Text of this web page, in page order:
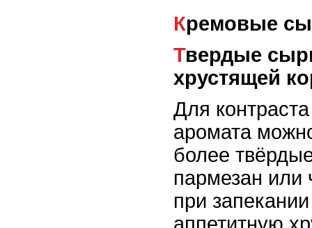
Кремовые
Твердые сыры для аромата и
хрустящей
Для
аромата
более
пармезан
при